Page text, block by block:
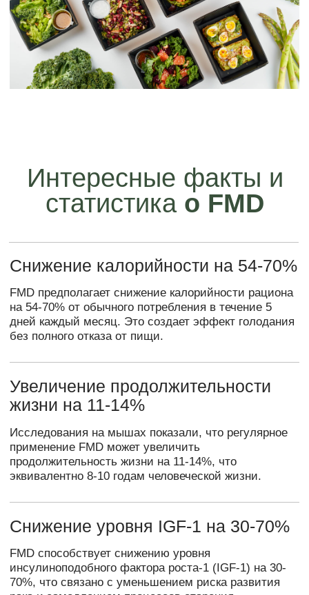
Улучшение показателей крови
После 3 циклов FMD у участников исследования
наблюдалось снижение уровня глюкозы натощак на
5,9%, снижение уровня триглицеридов на 19,9% и
снижение уровня С-реактивного белка на 30,2%.
Имитируем
голодание без стресса
Научные исследования подтверждают,
что регулярное голодание благотворно
влияет на наше здоровье, начиная от
повышения чувствительности к
когнитивных функций. FMD предлагает
более мягкий подход, сохраняя при
этом все полезные эффекты голодания:
Потеря жира и избыточной
жидкости
Омоложение организма на
клеточном уровне
Регенерация β-клеток
поджелудочной железы